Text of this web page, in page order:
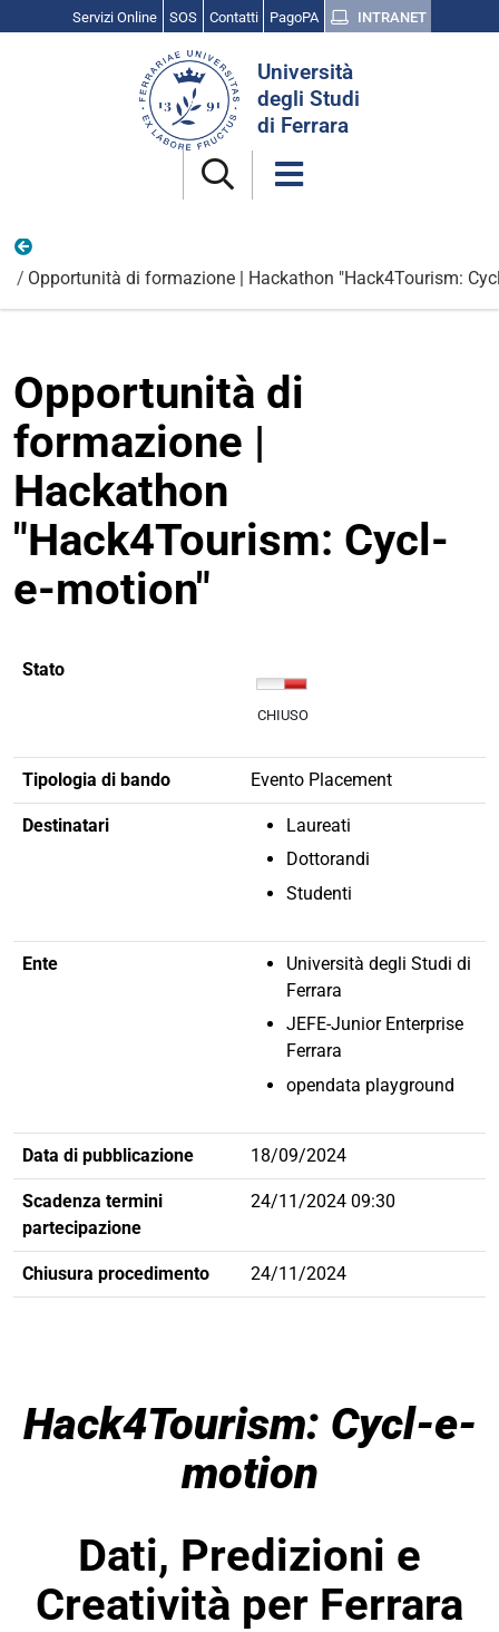
Servizi Online SOS Contatti PagoPA INTRANET
Università
degli Studi
di Ferrara
Opportunità di formazione | Hackathon "Hack4Tourism:
Opportunità di
formazione |
Hackathon
"Hack4Tourism: Cycl-
e-motion"
Stato
CHIUSO
Tipologia di bando Evento Placement
Destinatari
Laureati
Dottorandi
Studenti
Ente
Università degli Studi di
Ferrara
JEFE-Junior Enterprise
Ferrara
opendata playground
Data di pubblicazione 18/09/2024
Scadenza termini
partecipazione
24/11/2024 09:30
Chiusura procedimento 24/11/2024
Hack4Tourism: Cycl-e-
motion
Dati, Predizioni e
Creatività per Ferrara